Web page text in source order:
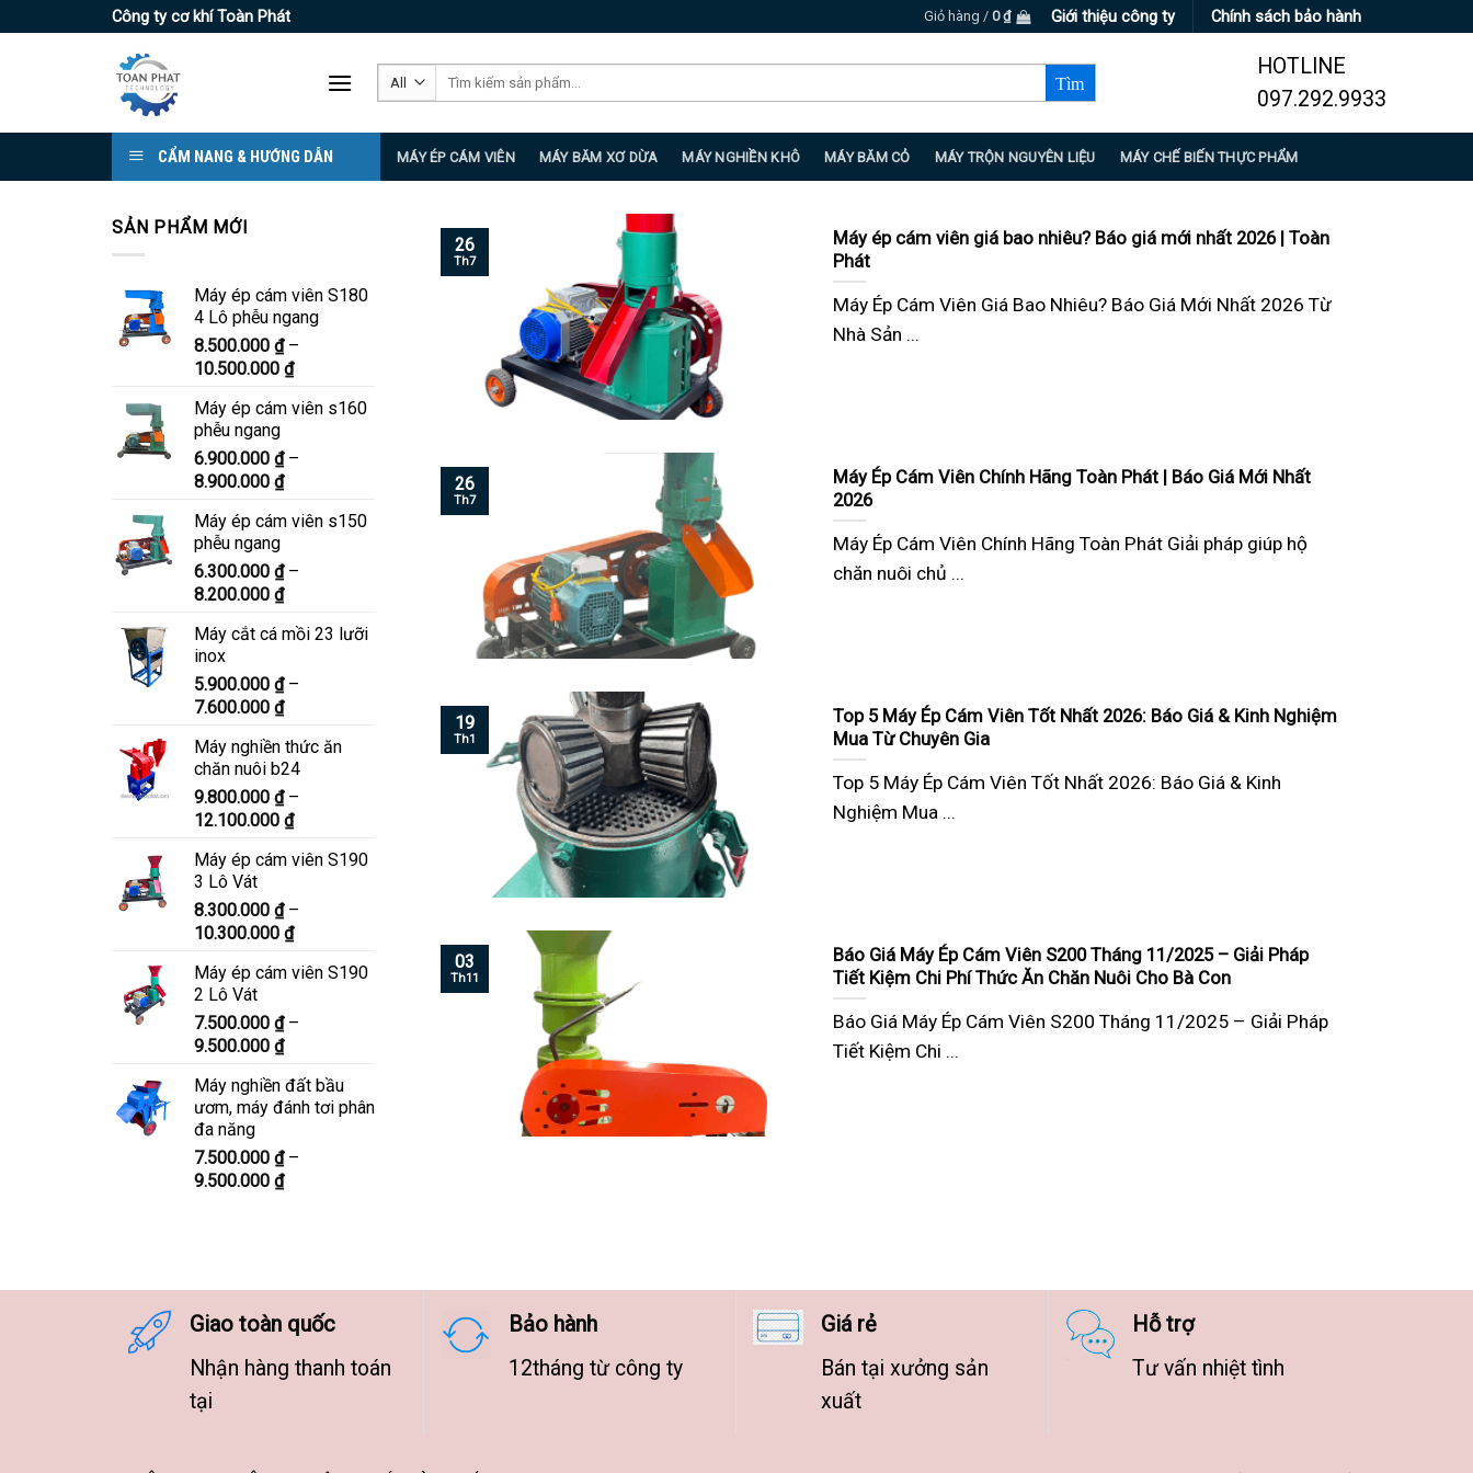
to
Công ty cơ khí Toàn Phát Giỏ hàng / 0₫ Giới thiệu công ty Chính sách bảo hành
Tìm
HOTLINE
097.292.9933
CẨM NANG & HƯỚNG DẪN MÁY ÉP CÁM VIÊN MÁY BĂM XƠ DỪA MÁY NGHIỀN KHÔ MÁY BĂM CỎ MÁY TRỘN NGUYÊN LIỆU MÁY CHẾ BIẾN THỰC PHẨM
SẢN PHẨM MỚI
Máy ép cám viên S180
4 Lô phễu ngang
8.500.000 ₫ –
10.500.000 ₫Khoảng
từ
đến
Máy ép cám viên s160
phễu ngang
6.900.000 ₫ –
8.900.000 ₫Khoảng
từ
đến
8.900.000 ₫
Máy ép cám viên s150
phễu ngang
6.300.000 ₫ –
8.200.000 ₫Khoảng
từ
đến
8.200.000 ₫
Máy cắt cá mồi 23 lưỡi
inox
5.900.000 ₫ –
7.600.000 ₫Khoảng
từ
5.900.000 ₫
đến
7.600.000 ₫
Máy nghiền thức ăn
chăn nuôi b24
9.800.000 ₫ –
12.100.000 ₫Khoảng
từ
đến
12.100.000 ₫
Máy ép cám viên S190
3 Lô Vát
8.300.000 ₫ –
10.300.000 ₫Khoảng
từ
đến
Máy ép cám viên S190
2 Lô Vát
7.500.000 ₫ –
9.500.000 ₫Khoảng
từ
7.500.000 ₫
9.500.000 ₫
Máy nghiền đất bầu
ươm, máy đánh tơi phân
đa năng
7.500.000 ₫ –
9.500.000 ₫Khoảng
9.500.000 ₫
Máy ép cám viên giá bao nhiêu? Báo giá mới nhất 2026 | Toàn
Phát
Máy Ép Cám Viên Giá Bao Nhiêu? Báo Giá Mới Nhất 2026 Từ
Nhà Sản ...
26
Th7
Máy Ép Cám Viên Chính Hãng Toàn Phát | Báo Giá Mới Nhất
2026
Máy Ép Cám Viên Chính Hãng Toàn Phát Giải pháp giúp hộ
chăn nuôi chủ ...
26
Th7
Top 5 Máy Ép Cám Viên Tốt Nhất 2026: Báo Giá & Kinh Nghiệm
Mua Từ Chuyên Gia
Top 5 Máy Ép Cám Viên Tốt Nhất 2026: Báo Giá & Kinh
Nghiệm Mua ...
19
Th1
Báo Giá Máy Ép Cám Viên S200 Tháng 11/2025 – Giải Pháp
Tiết Kiệm Chi Phí Thức Ăn Chăn Nuôi Cho Bà Con
Báo Giá Máy Ép Cám Viên S200 Tháng 11/2025 – Giải Pháp
Tiết Kiệm Chi ...
03
Th11
Giao toàn quốc
Nhận hàng thanh toán
tại
Bảo hành
12tháng từ công ty
Giá rẻ
Bán tại xưởng sản
xuất
Hỗ trợ
Tư vấn nhiệt tình